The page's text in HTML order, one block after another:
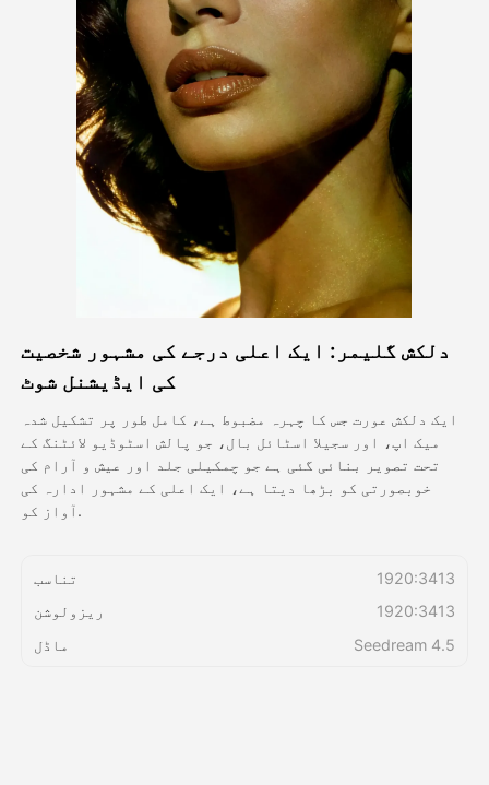
اویٹار ویڈیو
اے ویڈیو
اے فوٹو
دیگر اوزار
تمام ٹیمپلیٹس دیکھیں
گیلری
بلاگ
API
دلکش گلیمر: ایک اعلی درجے کی مشہور شخصیت
کی ایڈیشنل شوٹ
ایک دلکش عورت جس کا چہرہ مضبوط ہے، کامل طور پر تشکیل شدہ
میک اپ، اور سجیلا اسٹائل بال، جو پالش اسٹوڈیو لائٹنگ کے
تحت تصویر بنائی گئی ہے جو چمکیلی جلد اور عیش و آرام کی
خوبصورتی کو بڑھا دیتا ہے، ایک اعلی کے مشہور ادارہ کی
آواز کو.
تناسب
1920:3413
ریزولوشن
1920:3413
ماڈل
Seedream 4.5